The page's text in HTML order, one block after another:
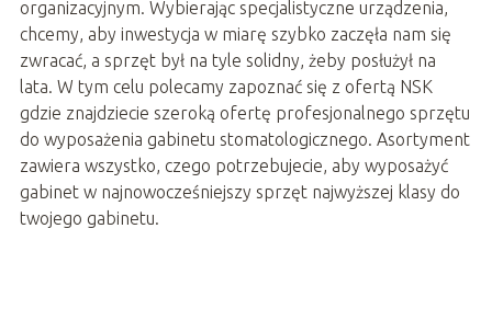
organizacyjnym. Wybierając specjalistyczne urządzenia,
chcemy, aby inwestycja w miarę szybko zaczęła nam się
zwracać, a sprzęt był na tyle solidny, żeby posłużył na
lata. W tym celu polecamy zapoznać się z ofertą NSK
gdzie znajdziecie szeroką ofertę profesjonalnego sprzętu
do wyposażenia gabinetu stomatologicznego. Asortyment
zawiera wszystko, czego potrzebujecie, aby wyposażyć
gabinet w najnowocześniejszy sprzęt najwyższej klasy do
twojego gabinetu.